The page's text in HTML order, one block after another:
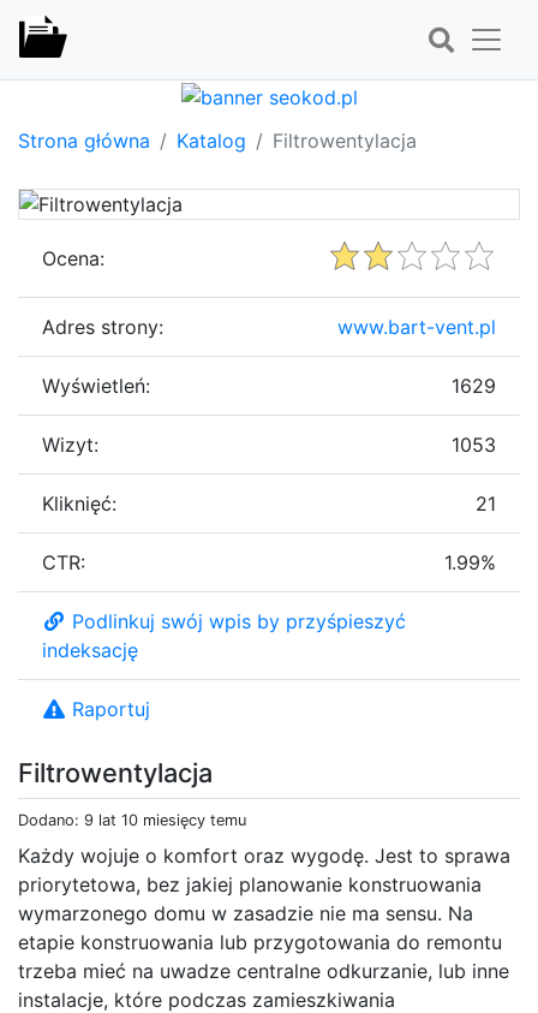
Strona główna Katalog Filtrowentylacja
Filtrowentylacja
Dodano: 9 lat 10 miesięcy temu
Każdy wojuje o komfort oraz wygodę. Jest to sprawa
priorytetowa, bez jakiej planowanie konstruowania
wymarzonego domu w zasadzie nie ma sensu. Na
etapie konstruowania lub przygotowania do remontu
trzeba mieć na uwadze centralne odkurzanie, lub inne
instalacje, które podczas zamieszkiwania
Ocena:
Adres strony: www.bart-vent.pl
Wyświetleń: 1629
Wizyt: 1053
Kliknięć: 21
CTR: 1.99%
Podlinkuj swój wpis by przyśpieszyć
indeksację
Raportuj